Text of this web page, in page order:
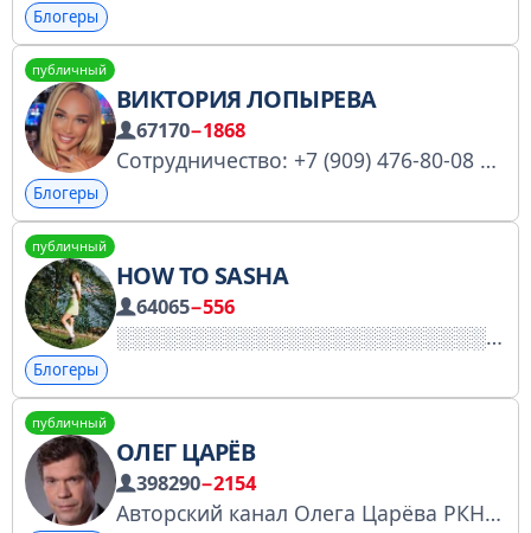
Блогеры
публичный
ВИКТОРИЯ ЛОПЫРЕВА
67170−1868
Сотрудничество: +7 (909) 476-80-08
Блогеры
публичный
HOW TO SASHA
64065−556
Блогеры
публичный
ОЛЕГ ЦАРЁВ
398290−2154
Авторский канал Олега Царёва РКН: https://clck.ru/3Ey4o5 Бот обращений: @gumplabot Бот по рекламе: @adme70bot Обратная связь: @Feedback70bot По разблокировке: @oleg_tsarov_razblokirovka_bot